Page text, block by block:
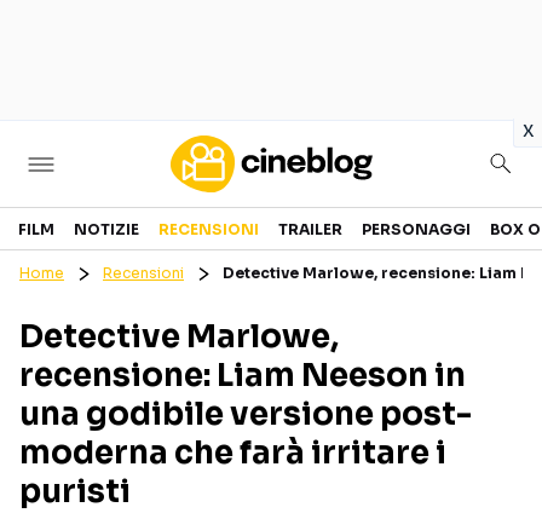
x
Cinema
GENERI
PERSONAGGI
CANALI STREAMING
Categorie
FILM NOTIZIE RECENSIONI TRAILER PERSONAGGI BOX
Home Recensioni Detective Marlowe, recensione: Liam
Detective Marlowe,
recensione: Liam Neeson in
una godibile versione post-
moderna che farà irritare i
puristi